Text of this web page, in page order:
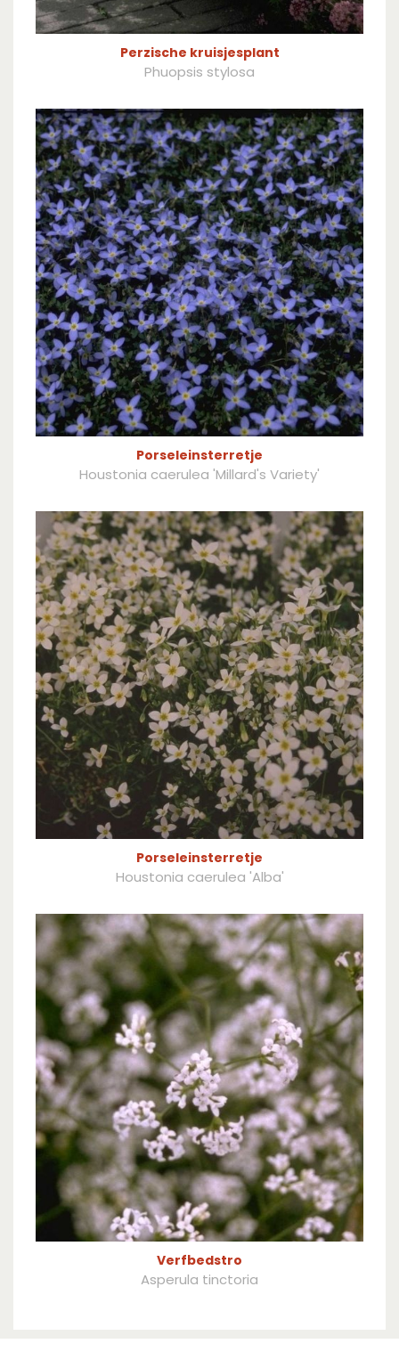
Perzische kruisjesplant
Phuopsis stylosa
Porseleinsterretje
Houstonia caerulea 'Millard's Variety'
Porseleinsterretje
Houstonia caerulea 'Alba'
Verfbedstro
Asperula tinctoria